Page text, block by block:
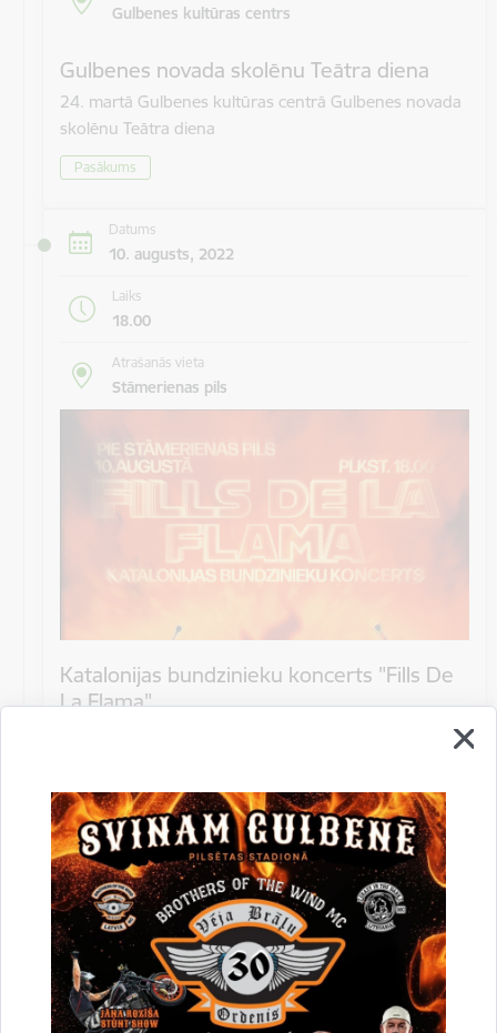
Gulbenes kultūras centrs
Gulbenes novada skolēnu Teātra diena
24. martā Gulbenes kultūras centrā Gulbenes novada
skolēnu Teātra diena
Pasākums
Datums
10. augusts, 2022
Laiks
18.00
Atrašanās vieta
Stāmerienas pils
Katalonijas bundzinieku koncerts "Fills De
La Flama"
Koncerts
Datums
12. novembris, 2022
Laiks
10.00
Atrašanās vieta
Druvienas Latviskās dzīvesziņas centrs